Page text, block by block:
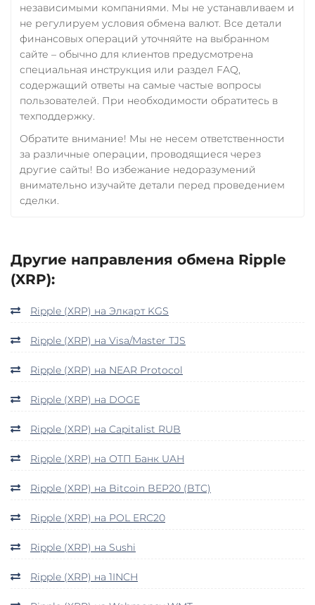
независимыми компаниями. Мы не устанавливаем и
не регулируем условия обмена валют. Все детали
финансовых операций уточняйте на выбранном
сайте – обычно для клиентов предусмотрена
специальная инструкция или раздел FAQ,
содержащий ответы на самые частые вопросы
пользователей. При необходимости обратитесь в
техподдержку.
Обратите внимание! Мы не несем ответственности
за различные операции, проводящиеся через
другие сайты! Во избежание недоразумений
внимательно изучайте детали перед проведением
сделки.
Другие направления обмена Ripple
(XRP):
Ripple (XRP) на Элкарт KGS
Ripple (XRP) на Visa/Master TJS
Ripple (XRP) на NEAR Protocol
Ripple (XRP) на DOGE
Ripple (XRP) на Capitalist RUB
Ripple (XRP) на ОТП Банк UAH
Ripple (XRP) на Bitcoin BEP20 (BTC)
Ripple (XRP) на POL ERC20
Ripple (XRP) на Sushi
Ripple (XRP) на 1INCH